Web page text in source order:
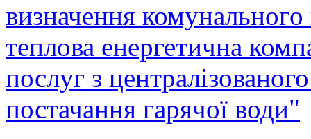
визначення
теплова енергетична
послуг з
постачання гарячої води"